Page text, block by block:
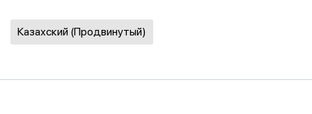
Казахский (Продвинутый)